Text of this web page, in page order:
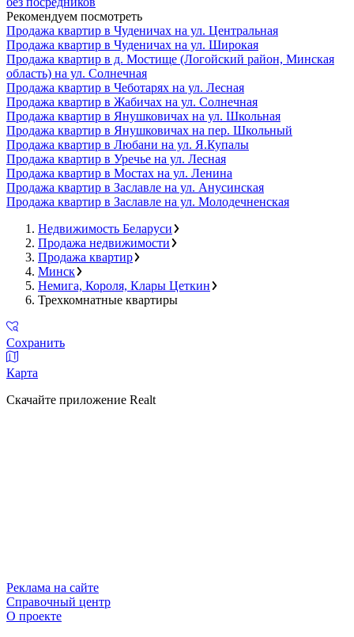
Рекомендуем посмотреть
Продажа квартир в Чуденичах на ул. Центральная
Продажа квартир в Чуденичах на ул. Широкая
Продажа квартир в д. Мостище (Логойский район, Минская
область) на ул. Солнечная
Продажа квартир в Чеботарях на ул. Лесная
Продажа квартир в Жабичах на ул. Солнечная
Продажа квартир в Янушковичах на ул. Школьная
Продажа квартир в Янушковичах на пер. Школьный
Продажа квартир в Любани на ул. Я.Купалы
Продажа квартир в Уречье на ул. Лесная
Продажа квартир в Мостах на ул. Ленина
Продажа квартир в Заславле на ул. Анусинская
Продажа квартир в Заславле на ул. Молодечненская
Недвижимость Беларуси
Продажа недвижимости
Продажа квартир
Минск
Немига, Короля, Клары Цеткин
Трехкомнатные квартиры
Сохранить
Карта
Скачайте приложение Realt
Реклама на сайте
Справочный центр
О проекте